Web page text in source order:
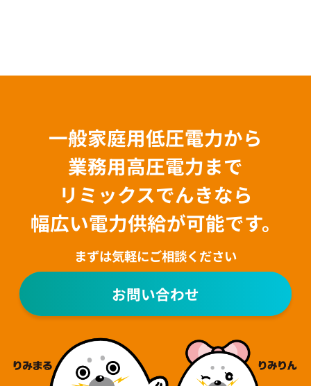
一般家庭用低圧電力から
業務用高圧電力まで
リミックスでんきなら
幅広い電力供給が可能です。
まずは気軽にご相談ください
お問い合わせ